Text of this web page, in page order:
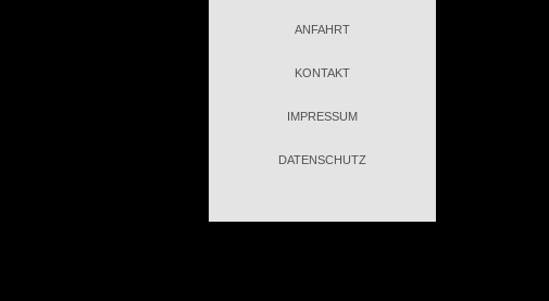
ANFAHRT
KONTAKT
IMPRESSUM
DATENSCHUTZ